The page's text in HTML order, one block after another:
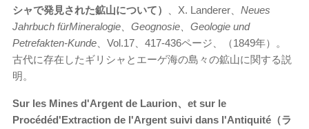
シャで発見された鉱山について）
、X. Landerer、 Neues
Jahrbuch fürMineralogie、Geognosie、Geologie und
Petrefakten-Kunde 、Vol.17、417-436ページ、（1849年）。
古代に存在したギリシャとエーゲ海の島々の鉱山に関する説
明。
Sur les Mines d'Argent de Laurion、et sur le
Procédéd'Extraction de l'Argent suivi dans l'Antiquité（ラ